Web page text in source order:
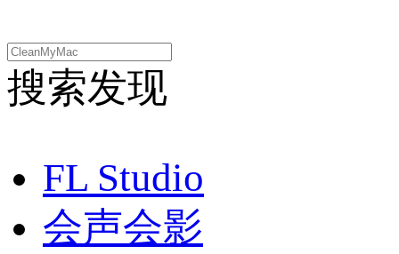
搜索发现
FL Studio
会声会影